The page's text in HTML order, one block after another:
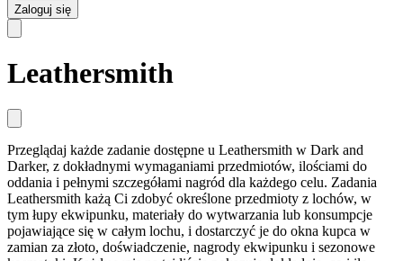
Zaloguj się
Leathersmith
Przeglądaj każde zadanie dostępne u Leathersmith w Dark and
Darker, z dokładnymi wymaganiami przedmiotów, ilościami do
oddania i pełnymi szczegółami nagród dla każdego celu. Zadania
Leathersmith każą Ci zdobyć określone przedmioty z lochów, w
tym łupy ekwipunku, materiały do wytwarzania lub konsumpcje
pojawiające się w całym lochu, i dostarczyć je do okna kupca w
zamian za złoto, doświadczenie, nagrody ekwipunku i sezonowe